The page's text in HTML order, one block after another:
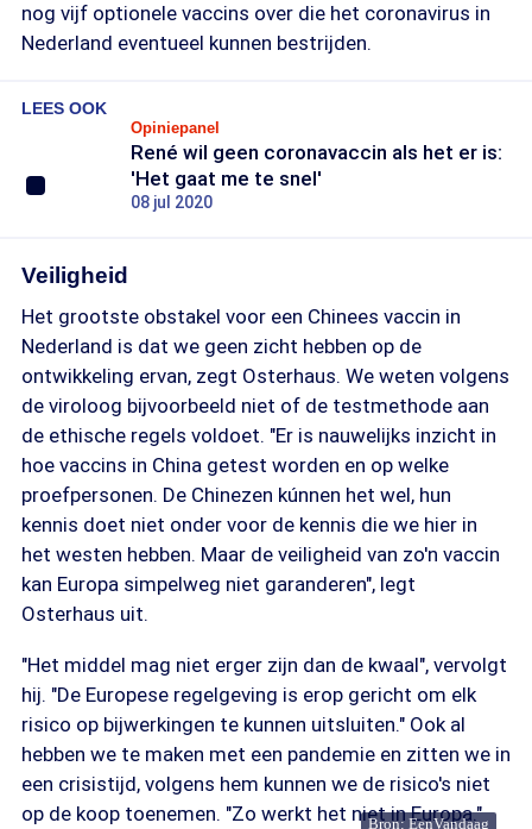
nog vijf optionele vaccins over die het coronavirus in
Nederland eventueel kunnen bestrijden.
LEES OOK
Opiniepanel
René wil geen coronavaccin als het er is:
'Het gaat me te snel'
08 jul 2020
Veiligheid
Het grootste obstakel voor een Chinees vaccin in
Nederland is dat we geen zicht hebben op de
ontwikkeling ervan, zegt Osterhaus. We weten volgens
de viroloog bijvoorbeeld niet of de testmethode aan
de ethische regels voldoet. "Er is nauwelijks inzicht in
hoe vaccins in China getest worden en op welke
proefpersonen. De Chinezen kúnnen het wel, hun
kennis doet niet onder voor de kennis die we hier in
het westen hebben. Maar de veiligheid van zo'n vaccin
kan Europa simpelweg niet garanderen", legt
Osterhaus uit.
"Het middel mag niet erger zijn dan de kwaal", vervolgt
hij. "De Europese regelgeving is erop gericht om elk
risico op bijwerkingen te kunnen uitsluiten." Ook al
hebben we te maken met een pandemie en zitten we in
een crisistijd, volgens hem kunnen we de risico's niet
op de koop toenemen. "Zo werkt het niet in Europa."
Bron: EenVandaag